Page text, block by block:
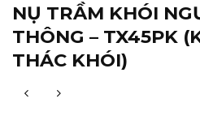
NỤ TRẦM KHÓI
THÔNG – TX45PK
THÁC KHÓI)